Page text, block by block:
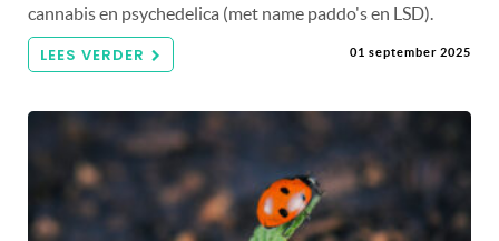
cannabis en psychedelica (met name paddo's en LSD).
LEES VERDER 01 september 2025